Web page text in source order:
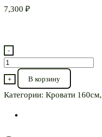
7,300 ₽
-
Количество
товара
Кровать⭐”Ронда
КР-160”
+ В корзину
Категории: Кровати 160см,